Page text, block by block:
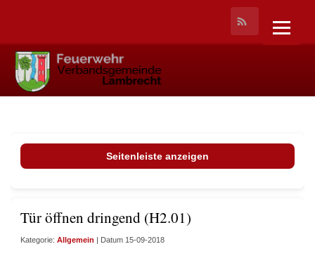
Tür öffnen dringend (H2.01)
Kategorie: Allgemein | Datum 15-09-2018
Seitenleiste anzeigen